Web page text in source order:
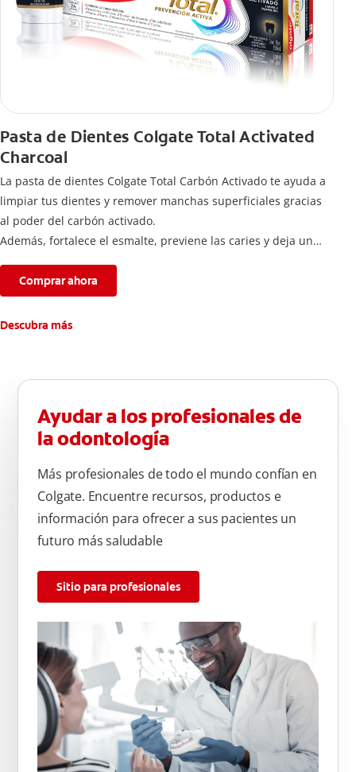
Pasta de Dientes Colgate Total Activated
Charcoal
La pasta de dientes Colgate Total Carbón Activado te ayuda a
limpiar tus dientes y remover manchas superficiales gracias
al poder del carbón activado.
Además, fortalece el esmalte, previene las caries y deja un
Comprar ahora
Descubra más
Ayudar a los profesionales de
la odontología
Más profesionales de todo el mundo confían en
Colgate. Encuentre recursos, productos e
información para ofrecer a sus pacientes un
futuro más saludable
Sitio para profesionales